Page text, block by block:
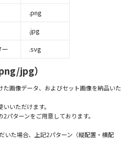
.png
.jpg
ー .svg
jpg）
た画像データ、およびセット画像を納品いた
いただけます。
パターンをご用意しております。
いた場合、上記2パターン（縦配置・横配